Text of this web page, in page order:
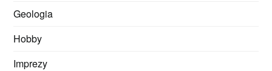
Geologia
Hobby
Imprezy